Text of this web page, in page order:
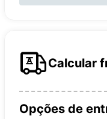
Calcular
Opções de